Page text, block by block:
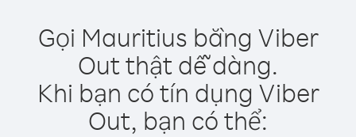
Gọi Mauritius bằng Viber
Out thật dễ dàng.
Khi bạn có tín dụng Viber
Out, bạn có thể: